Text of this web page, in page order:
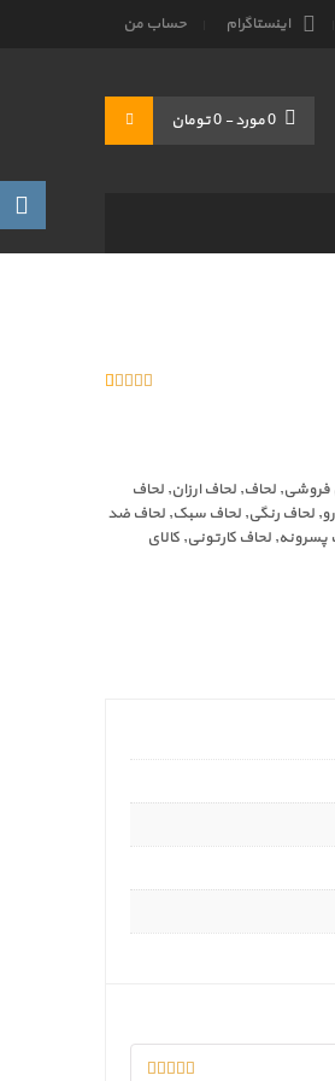
اینستاگرام حساب من
0مورد- 0 تومان
, لحاف, لحاف ارزان, لحاف
, لحاف رنگی, لحاف سبک, لحاف ضد
پسرونه, لحاف کارتونی, کالای